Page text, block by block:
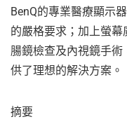
BenQ的專業醫療顯示
的嚴格要求；加上螢
腸鏡檢查及內視鏡手
供了理想的解決方案。
摘要